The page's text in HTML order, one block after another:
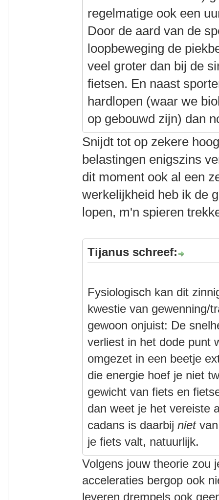
regelmatige ook een
Door de aard van de
loopbeweging de
veel groter dan bij de
fietsen. En naast
hardlopen (waar we
op gebouwd zijn) dan
Snijdt tot op zekere
belastingen enigszins
dit moment ook al een
werkelijkheid heb ik de
lopen, m'n spieren
Tijanus schreef:
Fysiologisch kan dit
kwestie van gewenning/
gewoon onjuist: De
verliest in het dode punt
omgezet in een beetje
die energie hoef je niet
gewicht van fiets en
dan weet je het vereiste
cadans is daarbijnietvan
je fiets valt, natuurlijk.
Volgens jouw theorie zou
acceleraties bergop ook
leveren drempels ook